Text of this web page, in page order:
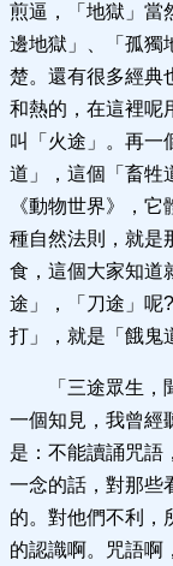
煎逼，「地獄」當
邊地獄」、「孤獨
楚。還有很多經典
和熱的，在這裡呢
叫「火途」。再一
道」，這個「畜牲
《動物世界》，
種自然法則，就是
食，這個大家知道
途」，「刀途」呢
打」，就是「餓鬼
「三途眾生
一個知見，我曾經
是：不能讀誦咒語
一念的話，對那些
的。對他們不利，
的認識啊。咒語啊